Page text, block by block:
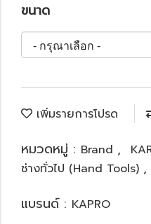
ขนาด
เพิ่มรายการโปรด
หมวดหมู่ : Brand ,
ช่างทั่วไป (Hand Tools) ,
แบรนด์ : KAPRO